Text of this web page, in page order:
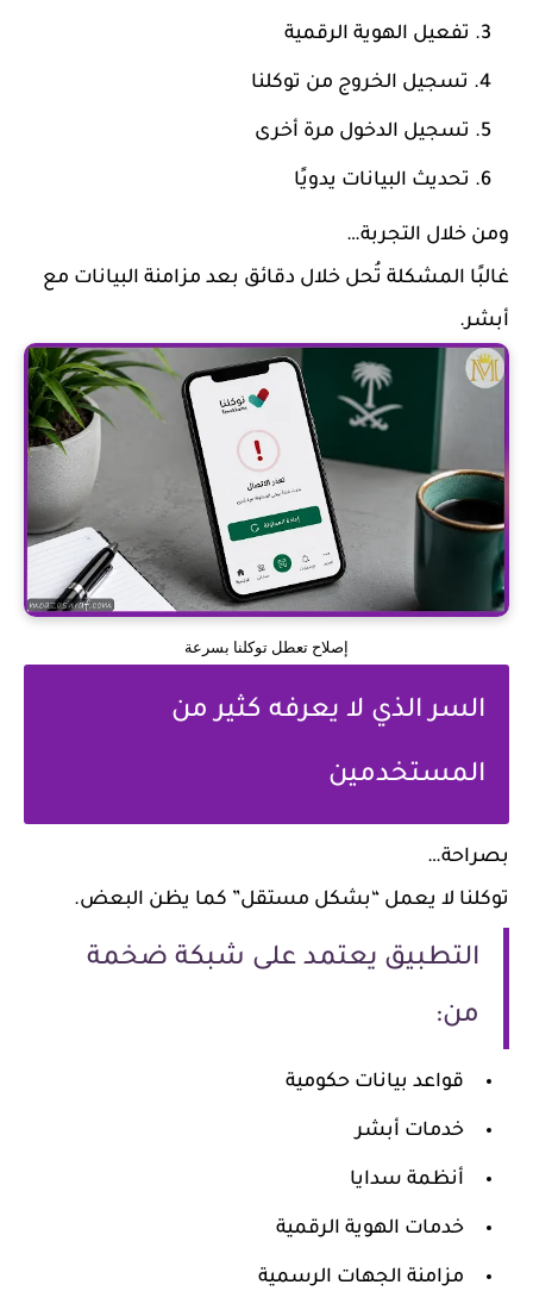
تفعيل الهوية الرقمية
تسجيل الخروج من توكلنا
تسجيل الدخول مرة أخرى
تحديث البيانات يدويًا
ومن خلال التجربة…
غالبًا المشكلة تُحل خلال دقائق بعد مزامنة البيانات مع
أبشر.
إصلاح تعطل توكلنا بسرعة
السر الذي لا يعرفه كثير من
المستخدمين
بصراحة…
توكلنا لا يعمل “بشكل مستقل” كما يظن البعض.
التطبيق يعتمد على شبكة ضخمة
من:
قواعد بيانات حكومية
خدمات أبشر
أنظمة سدايا
خدمات الهوية الرقمية
مزامنة الجهات الرسمية